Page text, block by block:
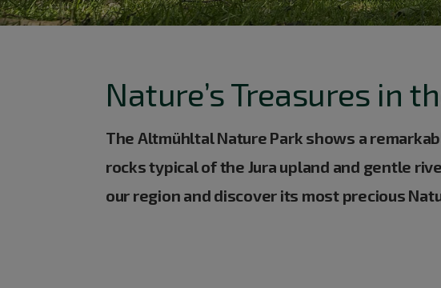
Nature’s Treasures in
The Altmühltal Nature Park shows a
rocks typical of the Jura upland and gentle
our region and discover its most precious